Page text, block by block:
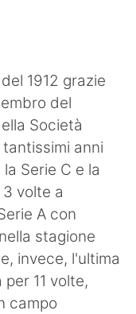
1912 grazie
del
Società
anni
Serie C e la
volte a
A con
stagione
invece, l'ultima
11 volte,
campo